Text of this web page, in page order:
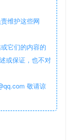
维护这些网
它们的内容的
或保证，也不对
敬请谅